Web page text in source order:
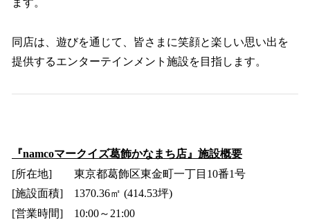
ます。
同店は、遊びを通じて、皆さまに笑顔と楽しい思い出を
提供するエンターテインメント施設を目指します。
『namcoマークイズ葛飾かなまち店』施設概要
[所在地] 東京都葛飾区東金町一丁目10番1号
[施設面積] 1370.36㎡ (414.53坪)
[営業時間] 10:00～21:00